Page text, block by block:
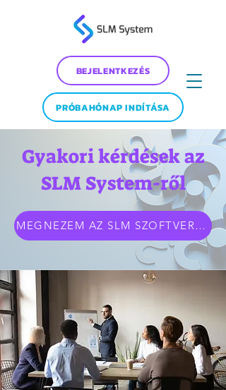
BEJELENTKEZÉS
PRÓBAHÓNAP INDÍTÁSA
Gyakori kérdések az
SLM System-ről
MEGNÉZEM AZ SLM SZOFTVER BEMUTATÓJÁT!